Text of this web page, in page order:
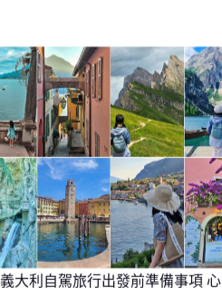
義大利自駕旅行出發前準備事項 心